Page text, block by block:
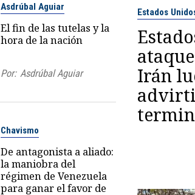
Asdrúbal Aguiar
El fin de las tutelas y la
hora de la nación
Por: Asdrúbal Aguiar
Chavismo
De antagonista a aliado:
la maniobra del
régimen de Venezuela
para ganar el favor de
Estados
Irán